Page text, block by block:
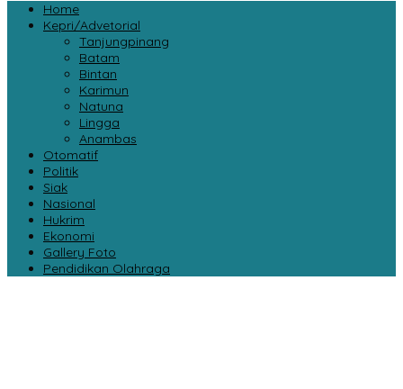
Home
Kepri/Advetorial
Tanjungpinang
Batam
Bintan
Karimun
Natuna
Lingga
Anambas
Otomatif
Politik
Siak
Nasional
Hukrim
Ekonomi
Gallery Foto
Pendidikan Olahraga